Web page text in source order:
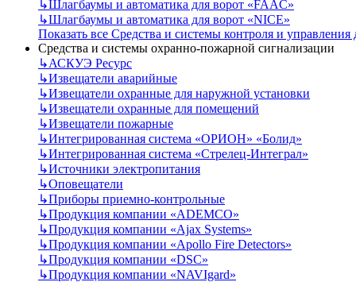
↳Шлагбаумы и автоматика для ворот «FAAC»
↳Шлагбаумы и автоматика для ворот «NICE»
Показать все Средства и системы контроля и управления
Средства и системы охранно-пожарной сигнализации
↳АСКУЭ Ресурс
↳Извещатели аварийные
↳Извещатели охранные для наружной установки
↳Извещатели охранные для помещений
↳Извещатели пожарные
↳Интегрированная система «ОРИОН» «Болид»
↳Интегрированная система «Стрелец-Интеграл»
↳Источники электропитания
↳Оповещатели
↳Приборы приемно-контрольные
↳Продукция компании «ADEMCO»
↳Продукция компании «Ajax Systems»
↳Продукция компании «Apollo Fire Detectors»
↳Продукция компании «DSC»
↳Продукция компании «NAVIgard»